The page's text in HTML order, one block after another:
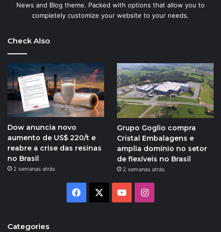
News and Blog theme. Packed with options that allow you to
completely customize your website to your needs.
Check Also
Dow anuncia novo
aumento de US$ 220/t e
reabre a crise das resinas
no Brasil
2 semanas atrás
Grupo Goglio compra
Cristal Embalagens e
amplia domínio no setor
de flexíveis no Brasil
2 semanas atrás
Facebook YouTubeInstagram
Categories